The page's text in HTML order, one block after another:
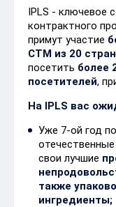
IPLS - ключевое
контрактного
примут участие
СТМ из 20
посетить более
посетителей,
На IPLS вас
Уже 7-ой год
свои лучшие
также
ингредиенты;